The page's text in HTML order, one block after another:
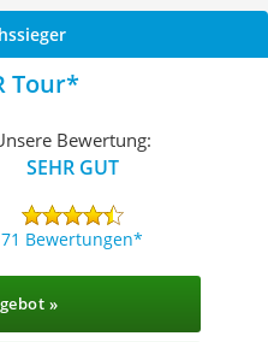
Tour
Bewertung:
SEHR GUT
71 Bewertungen
»